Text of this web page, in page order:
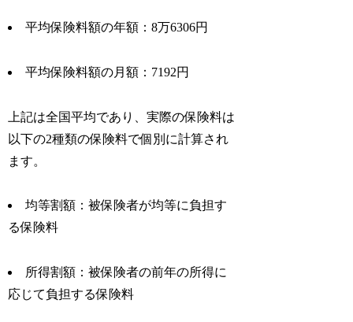
平均保険料額の年額：8万6306円
平均保険料額の月額：7192円
上記は全国平均であり、実際の保険料は
以下の2種類の保険料で個別に計算され
ます。
均等割額：被保険者が均等に負担す
る保険料
所得割額：被保険者の前年の所得に
応じて負担する保険料